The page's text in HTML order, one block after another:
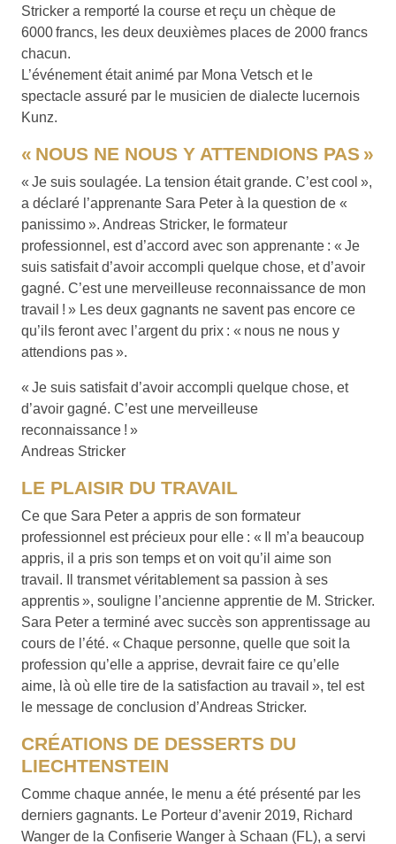
Stricker a remporté la course et reçu un chèque de
6000 francs, les deux deuxièmes places de 2000 francs
chacun.
L’événement était animé par Mona Vetsch et le
spectacle assuré par le musicien de dialecte lucernois
Kunz.
« NOUS NE NOUS Y ATTENDIONS PAS »
« Je suis soulagée. La tension était grande. C’est cool »,
a déclaré l’apprenante Sara Peter à la question de «
panissimo ». Andreas Stricker, le formateur
professionnel, est d’accord avec son apprenante : « Je
suis satisfait d’avoir accompli quelque chose, et d’avoir
gagné. C’est une merveilleuse reconnaissance de mon
travail ! » Les deux gagnants ne savent pas encore ce
qu’ils feront avec l’argent du prix : « nous ne nous y
attendions pas ».
« Je suis satisfait d’avoir accompli quelque chose, et
d’avoir gagné. C’est une merveilleuse
reconnaissance ! »
Andreas Stricker
LE PLAISIR DU TRAVAIL
Ce que Sara Peter a appris de son formateur
professionnel est précieux pour elle : « Il m’a beaucoup
appris, il a pris son temps et on voit qu’il aime son
travail. Il transmet véritablement sa passion à ses
apprentis », souligne l’ancienne apprentie de M. Stricker.
Sara Peter a terminé avec succès son apprentissage au
cours de l’été. « Chaque personne, quelle que soit la
profession qu’elle a apprise, devrait faire ce qu’elle
aime, là où elle tire de la satisfaction au travail », tel est
le message de conclusion d’Andreas Stricker.
CRÉATIONS DE DESSERTS DU
LIECHTENSTEIN
Comme chaque année, le menu a été présenté par les
derniers gagnants. Le Porteur d’avenir 2019, Richard
Wanger de la Confiserie Wanger à Schaan (FL), a servi